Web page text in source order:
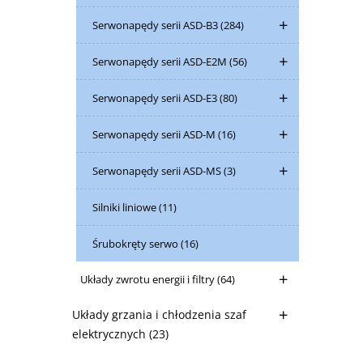
Serwonapędy serii ASD-B3(284)
Serwonapędy serii ASD-E2M (56)
Serwonapędy serii ASD-E3(80)
Serwonapędy serii ASD-M (16)
Serwonapędy serii ASD-MS(3)
Silniki liniowe(11)
Śrubokręty serwo (16)
Układy zwrotu energii i filtry(64)
Układy grzania i chłodzenia szaf
elektrycznych (23)